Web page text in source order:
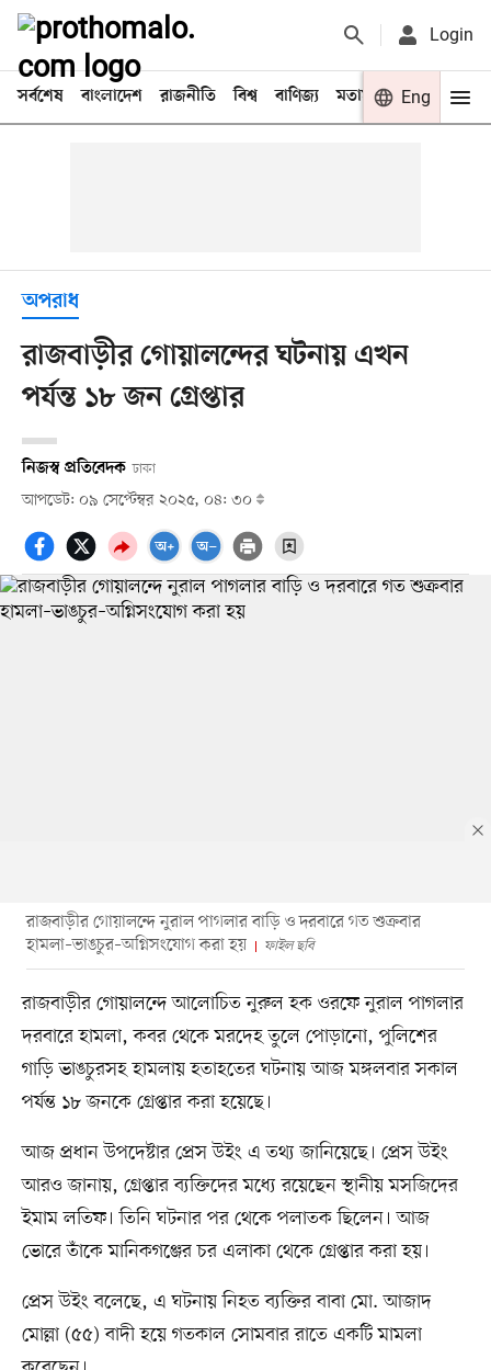
Login
সর্বশেষ বাংলাদেশ রাজনীতি বিশ্ব বাণিজ্য মতামত খেলা
Eng
অপরাধ
রাজবাড়ীর গোয়ালন্দের ঘটনায় এখন
পর্যন্ত ১৮ জন গ্রেপ্তার
নিজস্ব প্রতিবেদক ঢাকা
আপডেট: ০৯ সেপ্টেম্বর ২০২৫, ০৪: ৩০
রাজবাড়ীর গোয়ালন্দে নুরাল পাগলার বাড়ি ও দরবারে গত শুক্রবার
হামলা–ভাঙচুর–অগ্নিসংযোগ করা হয়
ফাইল ছবি
রাজবাড়ীর গোয়ালন্দে আলোচিত নুরুল হক ওরফে নুরাল পাগলার
দরবারে হামলা, কবর থেকে মরদেহ তুলে পোড়ানো, পুলিশের
গাড়ি ভাঙচুরসহ হামলায় হতাহতের ঘটনায় আজ মঙ্গলবার সকাল
পর্যন্ত ১৮ জনকে গ্রেপ্তার করা হয়েছে।
আজ প্রধান উপদেষ্টার প্রেস উইং এ তথ্য জানিয়েছে। প্রেস উইং
আরও জানায়, গ্রেপ্তার ব্যক্তিদের মধ্যে রয়েছেন স্থানীয় মসজিদের
ইমাম লতিফ। তিনি ঘটনার পর থেকে পলাতক ছিলেন। আজ
ভোরে তাঁকে মানিকগঞ্জের চর এলাকা থেকে গ্রেপ্তার করা হয়।
প্রেস উইং বলেছে, এ ঘটনায় নিহত ব্যক্তির বাবা মো. আজাদ
মোল্লা (৫৫) বাদী হয়ে গতকাল সোমবার রাতে একটি মামলা